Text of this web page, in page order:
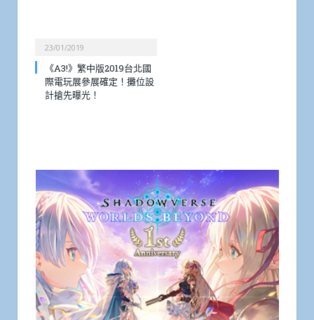
23/01/2019
《A3!》繁中版2019台北國
際電玩展參展確定！攤位設
計搶先曝光！